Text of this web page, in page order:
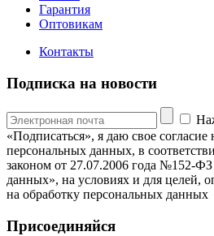
Гарантия
Оптовикам
Контакты
Подписка на новости
«Подписаться», я даю свое
персональных данных, в
законом от 27.07.2006 года №152-
данных», на условиях и для целей,
на обработку персональных данных
Присоединяйся